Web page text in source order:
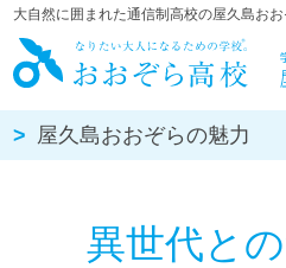
大自然に囲まれた通信制高校の屋久島お
異世代と
屋久島おおぞらの魅力